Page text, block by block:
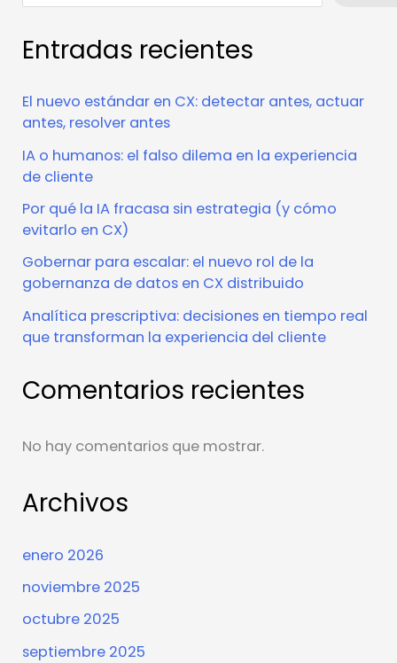
Entradas recientes
El nuevo estándar en CX: detectar antes, actuar
antes, resolver antes
IA o humanos: el falso dilema en la experiencia
de cliente
Por qué la IA fracasa sin estrategia (y cómo
evitarlo en CX)
Gobernar para escalar: el nuevo rol de la
gobernanza de datos en CX distribuido
Analítica prescriptiva: decisiones en tiempo real
que transforman la experiencia del cliente
Comentarios recientes
No hay comentarios que mostrar.
Archivos
enero 2026
noviembre 2025
octubre 2025
septiembre 2025